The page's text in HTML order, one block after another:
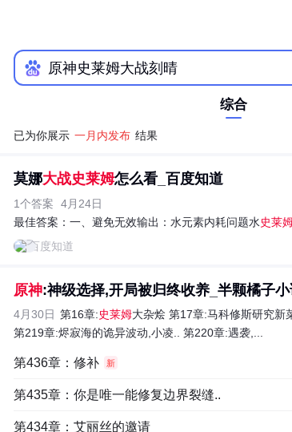
综合
已为你展示 一月内发布 结果
莫娜大战史莱姆怎么看_百度知道
1个答案
4月24日
最佳答案： 一、避免无效输出：水元素内耗问题水史莱
百度知道
原神:神级选择,开局被归终收养_半颗橘子
4月30日 第16章:史莱姆大杂烩 第17章:马科修斯研究
第219章:烬寂海的诡异波动,小凌.. 第220章:遇袭,...
第436章：修补 新
第435章：你是唯一能修复边界裂缝..
第434章：艾丽丝的邀请